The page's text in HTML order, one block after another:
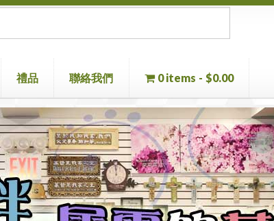
禮品 聯絡我們 0 items $0.00
聯絡我們